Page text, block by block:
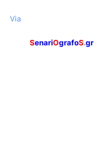
Via
SenariOgrafoS.gr